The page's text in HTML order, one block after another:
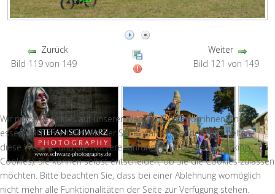
Zurück
Bild 119 von 149
Weiter
Bild 121 von 149
Wir nutzen Cookies auf unserer Website. Einige von ihnen sind
essenziell für den Betrieb der Seite, während andere uns helfen,
diese Website und die Nutzererfahrung zu verbessern (Tracking
Cookies). Sie können selbst entscheiden, ob Sie die Cookies zulassen
möchten. Bitte beachten Sie, dass bei einer Ablehnung womöglich
nicht mehr alle Funktionalitäten der Seite zur Verfügung stehen.